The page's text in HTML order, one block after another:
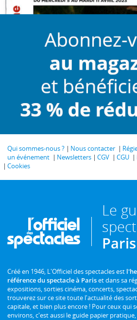
Qui sommes-nous ? Nous contacter
un événement
Newsletters CGV CGU
Cookies
Le
Paris
Créé en 1946, L'Officiel des spectacles est
référence du spectacle à Pariset dans sa
expositions, sorties cinéma, concerts,
trouverez sur ce site toute l'actualité des
capitale, et bien plus encore ! Pour ceux qui
environs, c'est aussi le guide papier